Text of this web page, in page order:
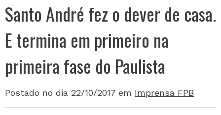
Santo André fez o dever de casa.
E termina em primeiro na
primeira fase do Paulista
Postado no dia 22/10/2017 em Imprensa FPB